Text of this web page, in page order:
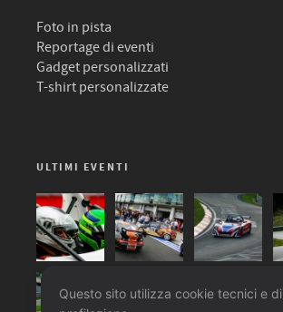
Foto in pista
Reportage di eventi
Gadget personalizzati
T-shirt personalizzate
ULTIMI EVENTI
Questo sito utilizza cookie tecnici e di